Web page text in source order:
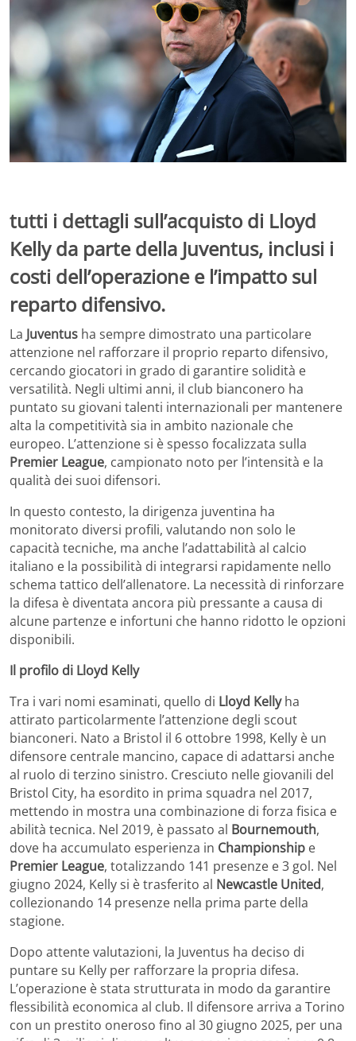
tutti i dettagli sull’acquisto di Lloyd
Kelly da parte della Juventus, inclusi i
costi dell’operazione e l’impatto sul
reparto difensivo.
La Juventus ha sempre dimostrato una particolare
attenzione nel rafforzare il proprio reparto difensivo,
cercando giocatori in grado di garantire solidità e
versatilità. Negli ultimi anni, il club bianconero ha
puntato su giovani talenti internazionali per mantenere
alta la competitività sia in ambito nazionale che
europeo. L’attenzione si è spesso focalizzata sulla
Premier League, campionato noto per l’intensità e la
qualità dei suoi difensori.
In questo contesto, la dirigenza juventina ha
monitorato diversi profili, valutando non solo le
capacità tecniche, ma anche l’adattabilità al calcio
italiano e la possibilità di integrarsi rapidamente nello
schema tattico dell’allenatore. La necessità di rinforzare
la difesa è diventata ancora più pressante a causa di
alcune partenze e infortuni che hanno ridotto le opzioni
disponibili.
Il profilo di Lloyd Kelly
Tra i vari nomi esaminati, quello di Lloyd Kellyha
attirato particolarmente l’attenzione degli scout
bianconeri. Nato a Bristol il 6 ottobre 1998, Kelly è un
difensore centrale mancino, capace di adattarsi anche
al ruolo di terzino sinistro. Cresciuto nelle giovanili del
Bristol City, ha esordito in prima squadra nel 2017,
mettendo in mostra una combinazione di forza fisica e
abilità tecnica. Nel 2019, è passato al Bournemouth,
dove ha accumulato esperienza in Championship e
Premier League, totalizzando 141 presenze e 3 gol. Nel
giugno 2024, Kelly si è trasferito al Newcastle United,
collezionando 14 presenze nella prima parte della
stagione.
Dopo attente valutazioni, la Juventus ha deciso di
puntare su Kelly per rafforzare la propria difesa.
L’operazione è stata strutturata in modo da garantire
flessibilità economica al club. Il difensore arriva a Torino
con un prestito oneroso fino al 30 giugno 2025, per una